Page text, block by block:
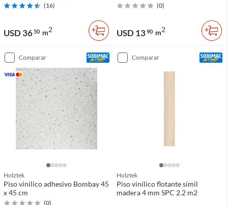
(16)
USD 3650 m2
(0)
USD 1390 m2
comparar
Holztek
Piso vinílico adhesivo Bombay 45
x 45 cm
(0)
comparar
Holztek
Piso vinílico flotante símil
madera 4 mm SPC 2.2 m2